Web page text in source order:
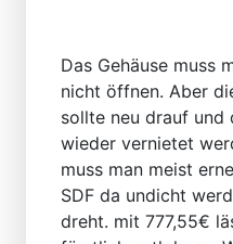
Das Gehäuse muss
nicht öffnen. Aber
sollte neu drauf und
wieder vernietet
muss man meist
SDF da undicht
dreht. mit 777,55€